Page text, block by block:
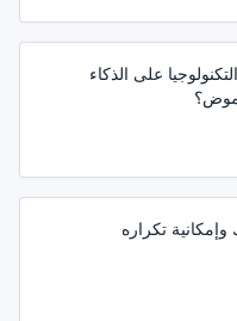
على الذكاء
تكراره